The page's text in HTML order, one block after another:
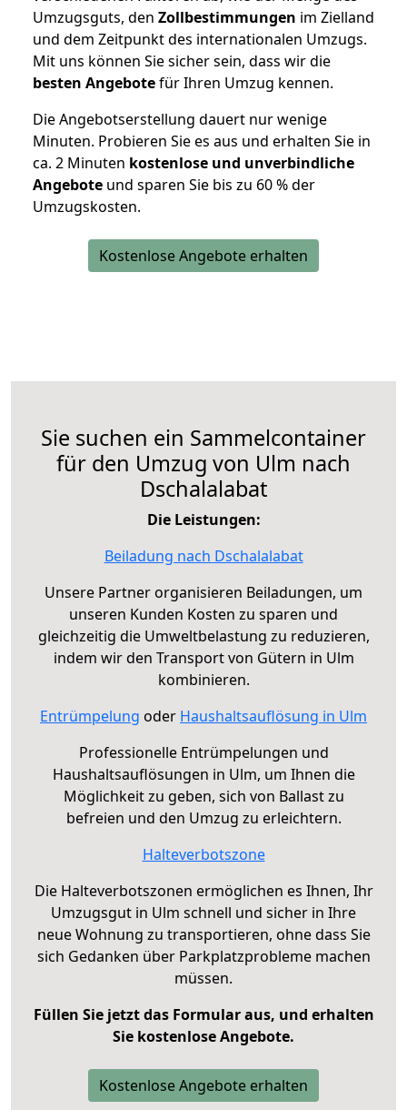
Umzugsguts, den Zollbestimmungen im Zielland
und dem Zeitpunkt des internationalen Umzugs.
Mit uns können Sie sicher sein, dass wir die
besten Angebotefür Ihren Umzug kennen.
Die Angebotserstellung dauert nur wenige
Minuten. Probieren Sie es aus und erhalten Sie in
ca. 2 Minuten kostenlose und unverbindliche
Angebote und sparen Sie bis zu 60 % der
Umzugskosten.
Kostenlose Angebote erhalten
Sie suchen ein Sammelcontainer
für den Umzug von Ulm nach
Dschalalabat
Die Leistungen:
Beiladung nach Dschalalabat
Unsere Partner organisieren Beiladungen, um
unseren Kunden Kosten zu sparen und
gleichzeitig die Umweltbelastung zu reduzieren,
indem wir den Transport von Gütern in Ulm
kombinieren.
Entrümpelung oder Haushaltsauflösung in Ulm
Professionelle Entrümpelungen und
Haushaltsauflösungen in Ulm, um Ihnen die
Möglichkeit zu geben, sich von Ballast zu
befreien und den Umzug zu erleichtern.
Halteverbotszone
Die Halteverbotszonen ermöglichen es Ihnen, Ihr
Umzugsgut in Ulm schnell und sicher in Ihre
neue Wohnung zu transportieren, ohne dass Sie
sich Gedanken über Parkplatzprobleme machen
müssen.
Füllen Sie jetzt das Formular aus, und erhalten
Sie kostenlose Angebote.
Kostenlose Angebote erhalten